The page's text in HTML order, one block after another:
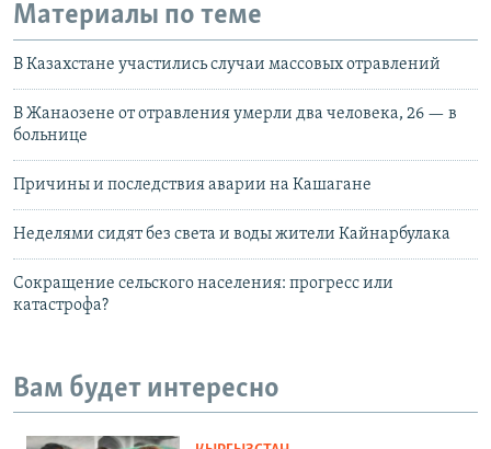
Материалы по теме
В Казахстане участились случаи массовых отравлений
В Жанаозене от отравления умерли два человека, 26 — в
больнице
Причины и последствия аварии на Кашагане
Неделями сидят без света и воды жители Кайнарбулака
Сокращение сельского населения: прогресс или
катастрофа?
Вам будет интересно